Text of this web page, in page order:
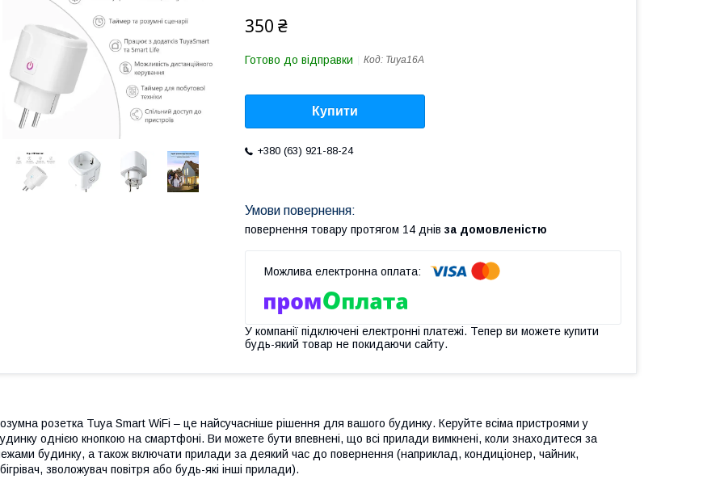
350 ₴
Готово до відправки Код: Tuya16А
Купити
+380 (63) 921-88-24
повернення товару протягом 14 днів за домовленістю
У компанії підключені електронні платежі. Тепер ви можете купити
будь-який товар не покидаючи сайту.
розетка Tuya Smart WiFi – це найсучасніше рішення для вашого будинку. Керуйте всіма пристроями у
однією кнопкою на смартфоні. Ви можете бути впевнені, що всі прилади вимкнені, коли знаходитеся за
будинку, а також включати прилади за деякий час до повернення (наприклад, кондиціонер, чайник,
зволожувач повітря або будь-які інші прилади).